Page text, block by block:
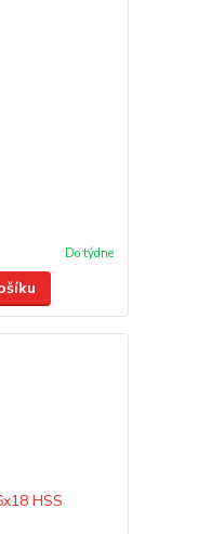
Do týdne